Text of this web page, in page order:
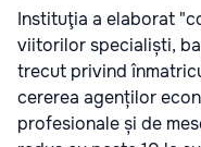
Instituţia a elaborat
viitorilor specialiști,
trecut privind
cererea agenților
profesionale și de